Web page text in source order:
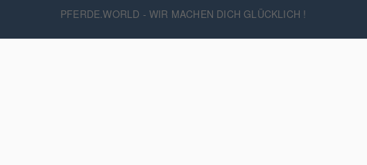
PFERDE.WORLD - WIR MACHEN DICH GLÜCKLICH !